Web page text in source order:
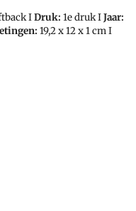
IDruk: 1e druk IJaar:
19,2 x 12 x 1 cm I